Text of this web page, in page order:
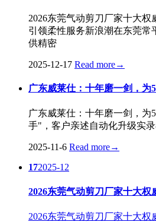
2026东莞气动剪刀厂家十大权
引领柔性服务新浪潮在东莞常
供精密
2025-12-17 Read more→
广东威莱仕：十年磨一剑，
广东威莱仕：十年磨一剑，为
手"，客户亲述自动化升级实
2025-11-6 Read more→
172025-12
2026东莞气动剪刀厂家十大
2026东莞气动剪刀厂家十大权